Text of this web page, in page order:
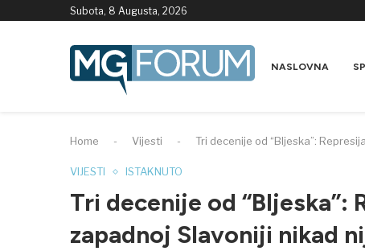
Subota, 8 Augusta, 2026
NASLOVNA
Home - Vijesti - Tri decenije od “Bljeska”:
VIJESTI ISTAKNUTO
Tri decenije od “Bljeska”:
zapadnoj Slavoniji nikad